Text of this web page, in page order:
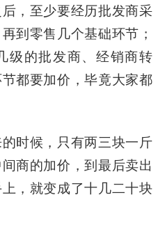
，至少要经历批发商采
到零售几个基础环节；
级的批发商、经销商转
都要加价，毕竟大家都
时候，只有两三块一斤
商的加价，到最后卖出
，就变成了十几二十块